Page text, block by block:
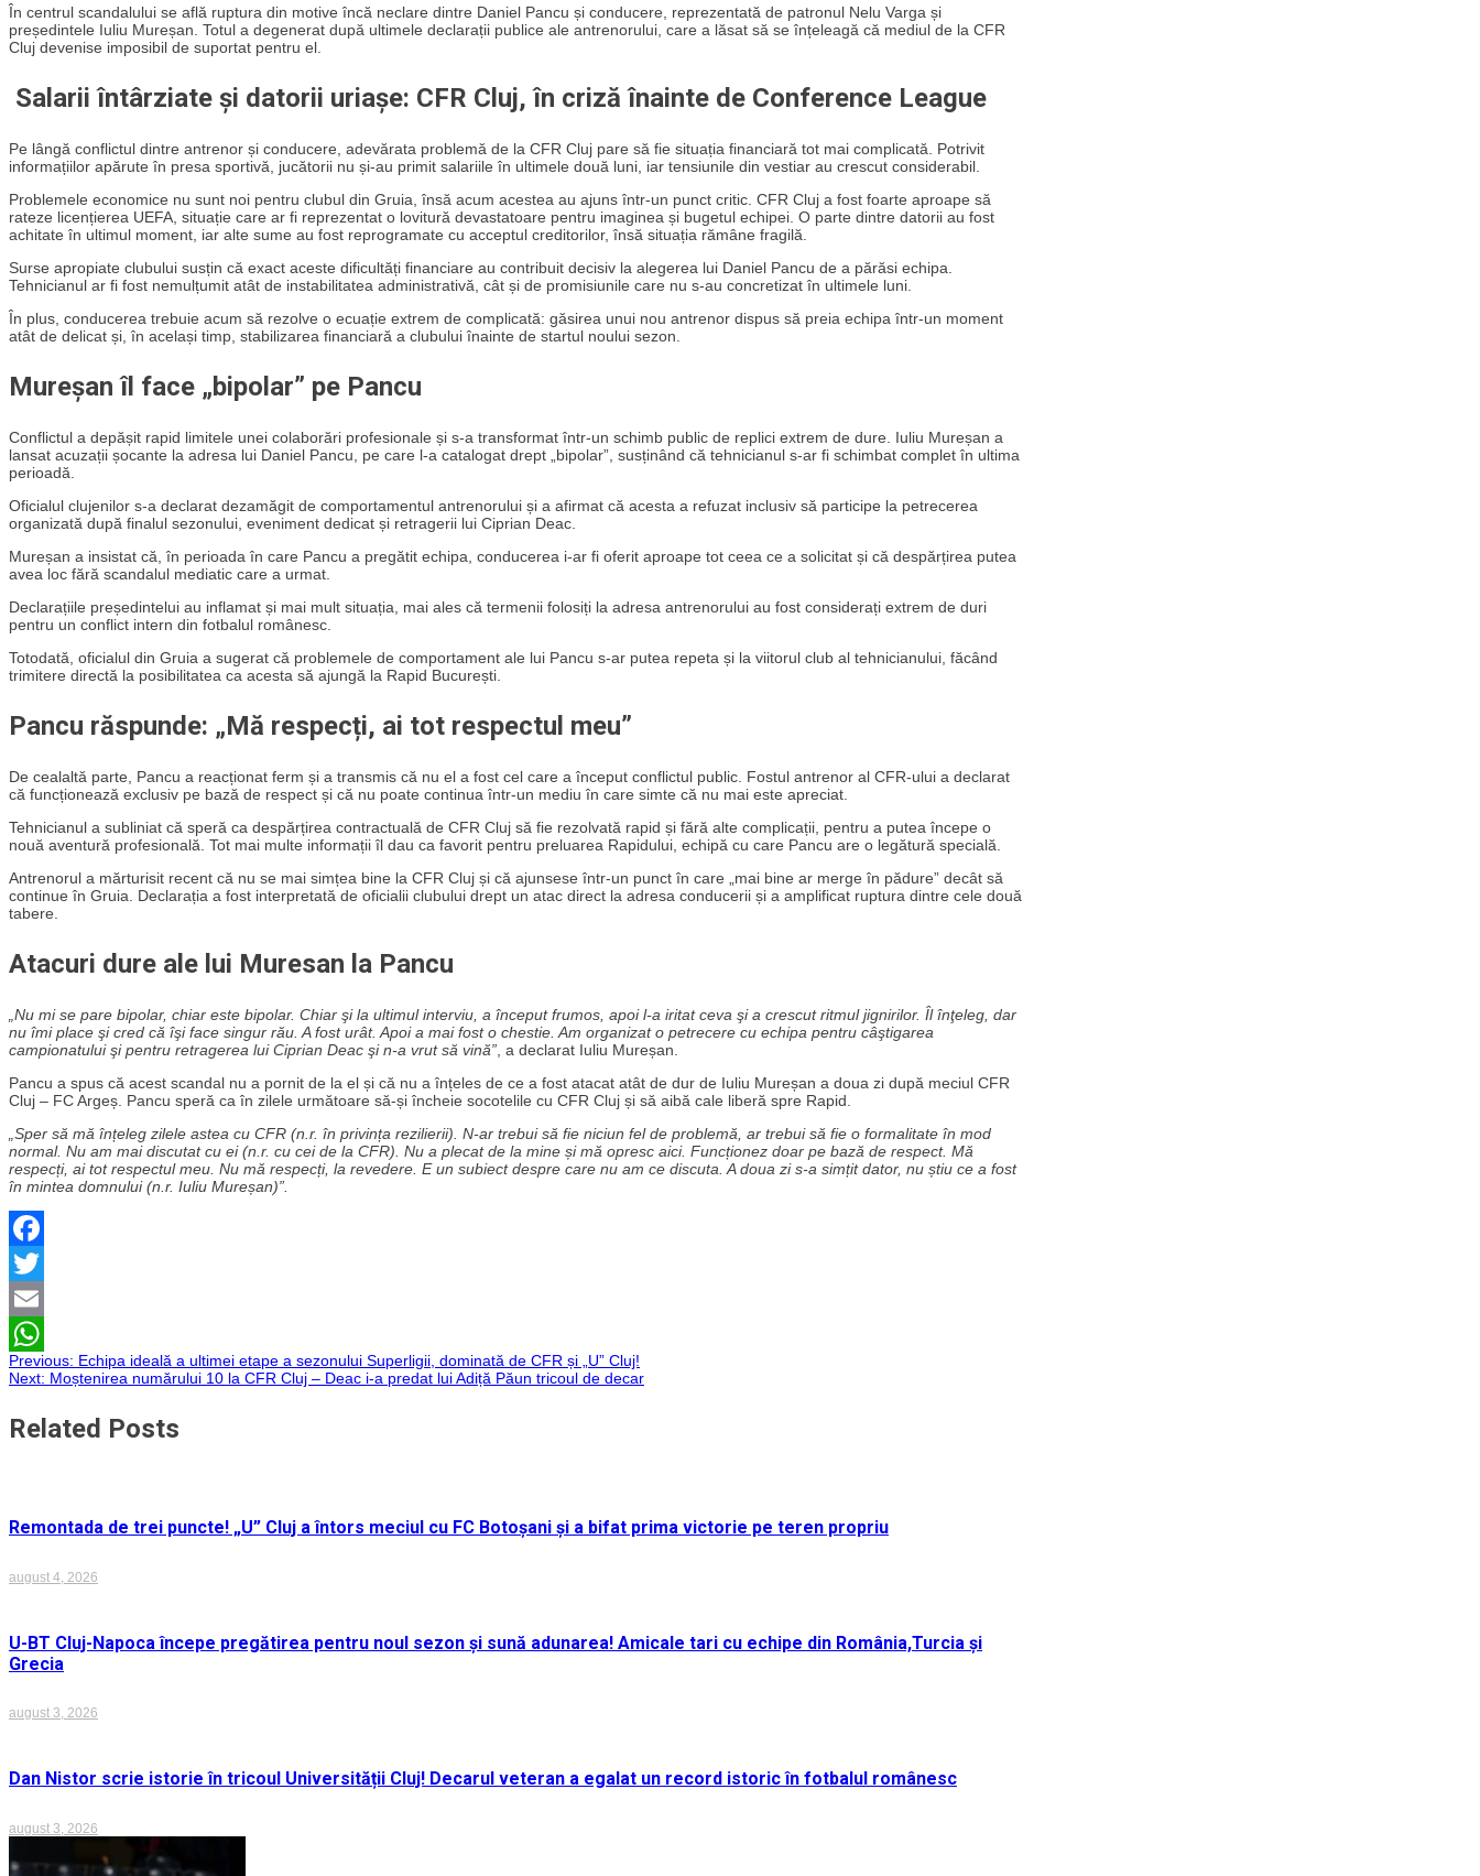
În centrul scandalului se află ruptura din motive încă neclare dintre Daniel Pancu și conducere, reprezentată de patronul Nelu Varga și
președintele Iuliu Mureșan. Totul a degenerat după ultimele declarații publice ale antrenorului, care a lăsat să se înțeleagă că mediul de la CFR
Cluj devenise imposibil de suportat pentru el.
Salarii întârziate și datorii uriașe: CFR Cluj, în criză înainte de Conference League
Pe lângă conflictul dintre antrenor și conducere, adevărata problemă de la CFR Cluj pare să fie situația financiară tot mai complicată. Potrivit
informațiilor apărute în presa sportivă, jucătorii nu și-au primit salariile în ultimele două luni, iar tensiunile din vestiar au crescut considerabil.
Problemele economice nu sunt noi pentru clubul din Gruia, însă acum acestea au ajuns într-un punct critic. CFR Cluj a fost foarte aproape să
rateze licențierea UEFA, situație care ar fi reprezentat o lovitură devastatoare pentru imaginea și bugetul echipei. O parte dintre datorii au fost
achitate în ultimul moment, iar alte sume au fost reprogramate cu acceptul creditorilor, însă situația rămâne fragilă.
Surse apropiate clubului susțin că exact aceste dificultăți financiare au contribuit decisiv la alegerea lui Daniel Pancu de a părăsi echipa.
Tehnicianul ar fi fost nemulțumit atât de instabilitatea administrativă, cât și de promisiunile care nu s-au concretizat în ultimele luni.
În plus, conducerea trebuie acum să rezolve o ecuație extrem de complicată: găsirea unui nou antrenor dispus să preia echipa într-un moment
atât de delicat și, în același timp, stabilizarea financiară a clubului înainte de startul noului sezon.
Mureșan îl face „bipolar” pe Pancu
Conflictul a depășit rapid limitele unei colaborări profesionale și s-a transformat într-un schimb public de replici extrem de dure. Iuliu Mureșan a
lansat acuzații șocante la adresa lui Daniel Pancu, pe care l-a catalogat drept „bipolar”, susținând că tehnicianul s-ar fi schimbat complet în ultima
perioadă.
Oficialul clujenilor s-a declarat dezamăgit de comportamentul antrenorului și a afirmat că acesta a refuzat inclusiv să participe la petrecerea
organizată după finalul sezonului, eveniment dedicat și retragerii lui Ciprian Deac.
Mureșan a insistat că, în perioada în care Pancu a pregătit echipa, conducerea i-ar fi oferit aproape tot ceea ce a solicitat și că despărțirea putea
avea loc fără scandalul mediatic care a urmat.
Declarațiile președintelui au inflamat și mai mult situația, mai ales că termenii folosiți la adresa antrenorului au fost considerați extrem de duri
pentru un conflict intern din fotbalul românesc.
Totodată, oficialul din Gruia a sugerat că problemele de comportament ale lui Pancu s-ar putea repeta și la viitorul club al tehnicianului, făcând
trimitere directă la posibilitatea ca acesta să ajungă la Rapid București.
Pancu răspunde: „Mă respecți, ai tot respectul meu”
De cealaltă parte, Pancu a reacționat ferm și a transmis că nu el a fost cel care a început conflictul public. Fostul antrenor al CFR-ului a declarat
că funcționează exclusiv pe bază de respect și că nu poate continua într-un mediu în care simte că nu mai este apreciat.
Tehnicianul a subliniat că speră ca despărțirea contractuală de CFR Cluj să fie rezolvată rapid și fără alte complicații, pentru a putea începe o
nouă aventură profesională. Tot mai multe informații îl dau ca favorit pentru preluarea Rapidului, echipă cu care Pancu are o legătură specială.
Antrenorul a mărturisit recent că nu se mai simțea bine la CFR Cluj și că ajunsese într-un punct în care „mai bine ar merge în pădure” decât să
continue în Gruia. Declarația a fost interpretată de oficialii clubului drept un atac direct la adresa conducerii și a amplificat ruptura dintre cele două
tabere.
Atacuri dure ale lui Muresan la Pancu
„Nu mi se pare bipolar, chiar este bipolar. Chiar şi la ultimul interviu, a început frumos, apoi l-a iritat ceva şi a crescut ritmul jignirilor. Îl înţeleg, dar
nu îmi place şi cred că îşi face singur rău. A fost urât. Apoi a mai fost o chestie. Am organizat o petrecere cu echipa pentru câştigarea
campionatului şi pentru retragerea lui Ciprian Deac şi n-a vrut să vină” , a declarat Iuliu Mureșan.
Pancu a spus că acest scandal nu a pornit de la el și că nu a înțeles de ce a fost atacat atât de dur de Iuliu Mureșan a doua zi după meciul CFR
Cluj – FC Argeș. Pancu speră ca în zilele următoare să-și încheie socotelile cu CFR Cluj și să aibă cale liberă spre Rapid.
„Sper să mă înțeleg zilele astea cu CFR (n.r. în privința rezilierii). N-ar trebui să fie niciun fel de problemă, ar trebui să fie o formalitate în mod
normal. Nu am mai discutat cu ei (n.r. cu cei de la CFR). Nu a plecat de la mine și mă opresc aici. Funcționez doar pe bază de respect. Mă
respecți, ai tot respectul meu. Nu mă respecți, la revedere. E un subiect despre care nu am ce discuta. A doua zi s-a simțit dator, nu știu ce a fost
în mintea domnului (n.r. Iuliu Mureșan)”.
Facebook
Twitter
Email
WhatsApp
Navigare
în
Previous: Echipa ideală a ultimei etape a sezonului Superligii, dominată de CFR și „U” Cluj!
Next: Moștenirea numărului 10 la CFR Cluj – Deac i-a predat lui Adiță Păun tricoul de decar
Related Posts
Remontada de trei puncte! „U” Cluj a întors meciul cu FC Botoșani și a bifat prima victorie pe teren propriu
august 4, 2026
U-BT Cluj-Napoca începe pregătirea pentru noul sezon și sună adunarea! Amicale tari cu echipe din România,Turcia și
Grecia
august 3, 2026
Dan Nistor scrie istorie în tricoul Universității Cluj! Decarul veteran a egalat un record istoric în fotbalul românesc
august 3, 2026